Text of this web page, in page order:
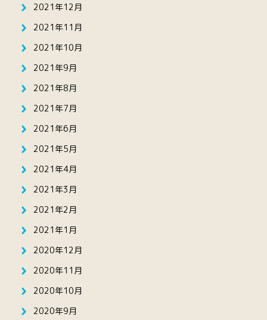
2021年12月
2021年11月
2021年10月
2021年9月
2021年8月
2021年7月
2021年6月
2021年5月
2021年4月
2021年3月
2021年2月
2021年1月
2020年12月
2020年11月
2020年10月
2020年9月